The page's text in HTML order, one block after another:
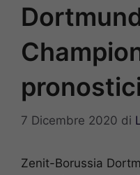
7 Dicembre 2020 di
Zenit-Borussia